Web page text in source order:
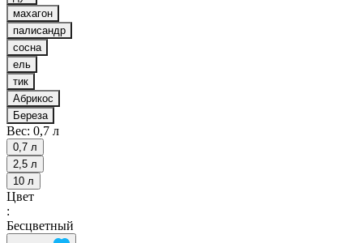
махагон
палисандр
сосна
ель
тик
Абрикос
Береза
Вес: 0,7 л
0,7 л
2,5 л
10 л
Цвет
:
Бесцветный